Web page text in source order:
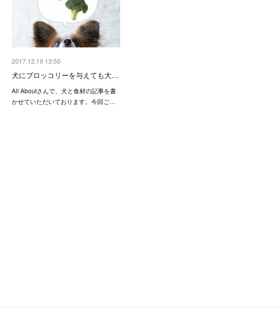
2017.12.19 13:50
犬にブロッコリーを与えても大…
All Aboutさんで、犬と食材の記事を書
かせていただいております。今回ご…